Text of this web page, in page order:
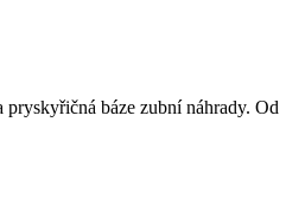
báze zubní náhrady. Od